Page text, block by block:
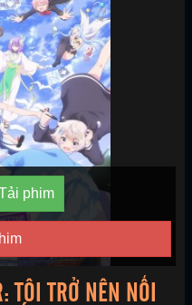
phim
TÔI TRỞ NÊN NỔI